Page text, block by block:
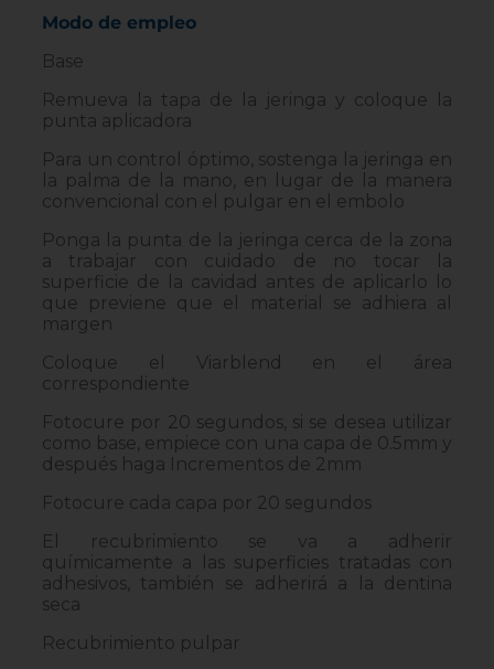
Modo de empleo
Base
Remueva la tapa de la jeringa y coloque la
punta aplicadora
Para un control óptimo, sostenga la jeringa en
la palma de la mano, en lugar de la manera
convencional con el pulgar en el embolo
Ponga la punta de la jeringa cerca de la zona
a trabajar con cuidado de no tocar la
superficie de la cavidad antes de aplicarlo lo
que previene que el material se adhiera al
margen
Coloque el Viarblend en el área
correspondiente
Fotocure por 20 segundos, si se desea utilizar
como base, empiece con una capa de 0.5mm y
después haga Incrementos de 2mm
Fotocure cada capa por 20 segundos
El recubrimiento se va a adherir
químicamente a las superficies tratadas con
adhesivos, también se adherirá a la dentina
seca
Recubrimiento pulpar